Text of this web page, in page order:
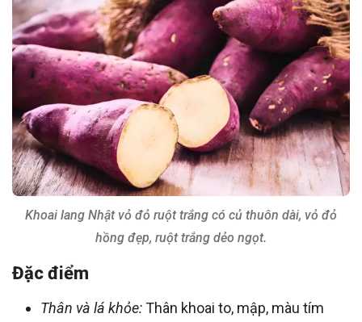
Khoai lang Nhật vỏ đỏ ruột trắng có củ thuôn dài, vỏ đỏ
hồng đẹp, ruột trắng dẻo ngọt.
Đặc điểm
Thân và lá khỏe:Thân khoai to, mập, màu tím